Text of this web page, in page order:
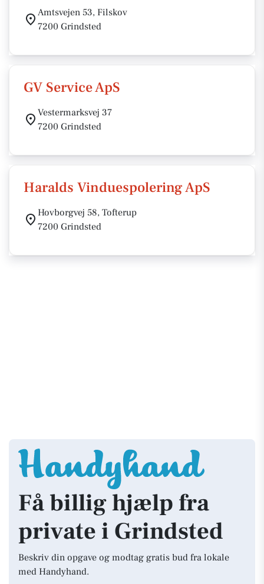
Amtsvejen 53, Filskov
7200 Grindsted
GV Service ApS
Vestermarksvej 37
7200 Grindsted
Haralds Vinduespolering ApS
Hovborgvej 58, Tofterup
7200 Grindsted
Få billig hjælp fra
private i Grindsted
Beskriv din opgave og modtag gratis bud fra lokale
med Handyhand.